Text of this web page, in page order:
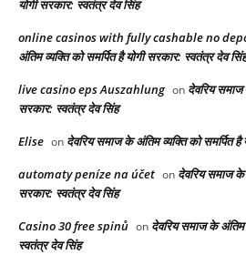
योगी सरकार: स्वतंत्र देव सिंह
online casinos with fully cashable no
अंतिम व्यक्ति को समर्पित है योगी सरकार: स्वतंत्र देव सिंह
live casino eps Auszahlung on देवरिय समाज
सरकार: स्वतंत्र देव सिंह
Elise on देवरिय समाज के अंतिम व्यक्ति को समर्पित
automaty peníze na účet on देवरिय समाज के
सरकार: स्वतंत्र देव सिंह
Casino 30 free spinů on देवरिय समाज के अंतिम
स्वतंत्र देव सिंह